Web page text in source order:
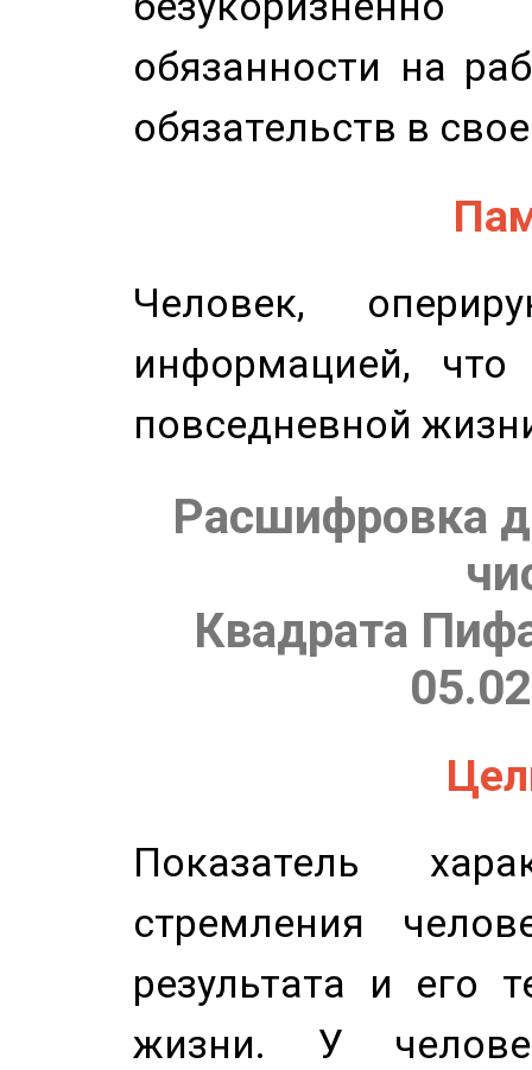
обязанности на
обязательств в
Человек,
информацией,
повседневной
Расшифровка
Квадрата
Показатель
стремления
результата и его
жизни. У